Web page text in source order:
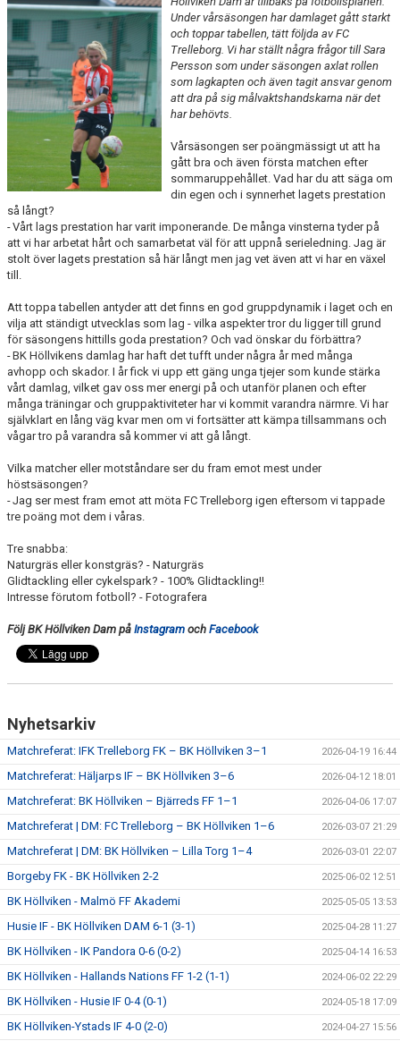
IDROTTSFÖRSÄKRING
KONTAKT
Under vårsäsongen har damlaget gått starkt
och toppar tabellen, tätt följda av FC
Trelleborg. Vi har ställt några frågor till Sara
Persson som under säsongen axlat rollen
som lagkapten och även tagit ansvar genom
att dra på sig målvaktshandskarna när det
har behövts.
Vårsäsongen ser poängmässigt ut att ha
gått bra och även första matchen efter
sommaruppehållet. Vad har du att säga om
din egen och i synnerhet lagets prestation
så långt?
-Vårt lags prestation har varit imponerande. De många vinsterna tyder på
att vi har arbetat hårt och samarbetat väl för att uppnå serieledning. Jag är
stolt över lagets prestation så här långt men jag vet även att vi har en växel
till.
Att toppa tabellen antyder att det finns en god gruppdynamik i laget och en
vilja att ständigt utvecklas som lag - vilka aspekter tror du ligger till grund
för säsongens hittills goda prestation? Och vad önskar du förbättra?
-BK Höllvikens damlag har haft det tufft under några år med många
avhopp och skador. I år fick vi upp ett gäng unga tjejer som kunde stärka
vårt damlag, vilket gav oss mer energi på och utanför planen och efter
många träningar och gruppaktiviteter har vi kommit varandra närmre. Vi har
självklart en lång väg kvar men om vi fortsätter att kämpa tillsammans och
vågar tro på varandra så kommer vi att gå långt.
Vilka matcher eller motståndare ser du fram emot mest under
höstsäsongen?
-Jag ser mest fram emot att möta FC Trelleborg igen eftersom vi tappade
tre poäng mot dem i våras.
Tre snabba:
Naturgräs eller konstgräs? - Naturgräs
Glidtackling eller cykelspark? - 100% Glidtackling!!
Intresse förutom fotboll? - Fotografera
Följ BK Höllviken Dam på Instagram och Facebook
Nyhetsarkiv
Matchreferat: IFK Trelleborg FK – BK Höllviken 3–1 2026-04-19 16:44
Matchreferat: Häljarps IF – BK Höllviken 3–6 2026-04-12 18:01
Matchreferat: BK Höllviken – Bjärreds FF 1–1 2026-04-06 17:07
Matchreferat | DM: FC Trelleborg – BK Höllviken 1–6 2026-03-07 21:29
Matchreferat | DM: BK Höllviken – Lilla Torg 1–4 2026-03-01 22:07
Borgeby FK - BK Höllviken 2-2 2025-06-02 12:51
BK Höllviken - Malmö FF Akademi 2025-05-05 13:53
Husie IF - BK Höllviken DAM 6-1 (3-1) 2025-04-28 11:27
BK Höllviken - IK Pandora 0-6 (0-2) 2025-04-14 16:53
BK Höllviken - Hallands Nations FF 1-2 (1-1) 2024-06-02 22:29
BK Höllviken - Husie IF 0-4 (0-1) 2024-05-18 17:09
BK Höllviken-Ystads IF 4-0 (2-0) 2024-04-27 15:56